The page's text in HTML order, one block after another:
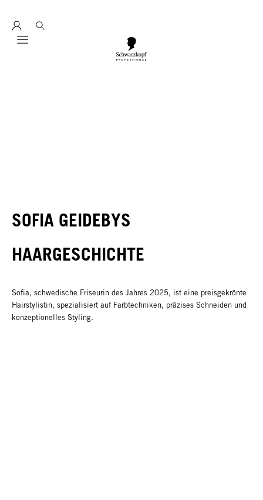
Mobile navigation
SOFIA GEIDEBYS
HAARGESCHICHTE
Sofia, schwedische Friseurin des Jahres 2025, ist eine preisgekrönte
Hairstylistin, spezialisiert auf Farbtechniken, präzises Schneiden und
konzeptionelles Styling.